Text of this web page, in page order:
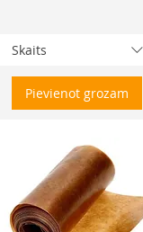
Skaits
Pievienot grozam